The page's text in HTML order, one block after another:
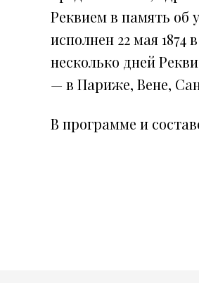
Реквием в память об
исполнен 22 мая
несколько дней
— в Париже, Вене,
В программе и